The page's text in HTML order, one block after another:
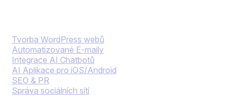
Tvorba WordPress webů
Automatizované E-maily
Integrace AI Chatbotů
AI Aplikace pro iOS/Android
SEO & PR
Správa sociálních sítí